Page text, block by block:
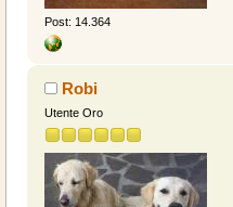
Post: 14.364
Robi
Utente Oro